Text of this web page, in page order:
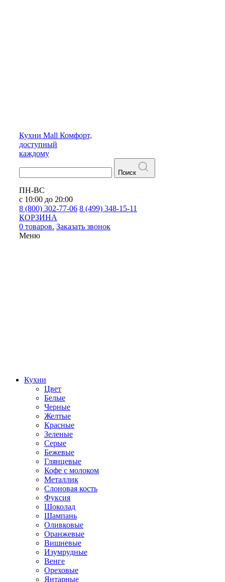
Кухни Mall Комфорт,
доступный
каждому
Поиск
ПН-ВС
с 10:00 до 20:00
8 (800) 302-77-06 8 (499) 348-15-11
КОРЗИНА
0 товаров. Заказать звонок
Меню
Кухни
Цвет
Белые
Черные
Желтые
Красные
Зеленые
Серые
Бежевые
Глянцевые
Кофе с молоком
Металлик
Слоновая кость
Фуксия
Шоколад
Шампань
Оливковые
Оранжевые
Вишневые
Изумрудные
Венге
Ореховые
Янтарные